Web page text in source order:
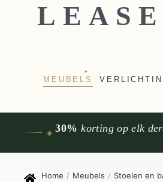
MEUBELS
◆
◈ 30% korting op elk
Home / Meubels / Stoelen en